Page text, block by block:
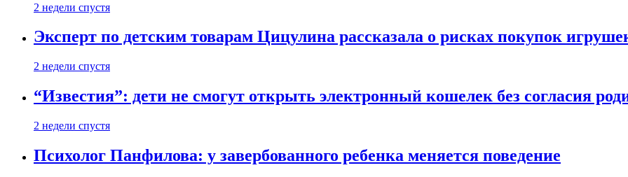
2 недели спустя
Эксперт по детским товарам Цицулина рассказала о рисках покупок
2 недели спустя
“Известия”: дети не смогут открыть электронный кошелек без согласия
2 недели спустя
Психолог Панфилова: у завербованного ребенка меняется поведение